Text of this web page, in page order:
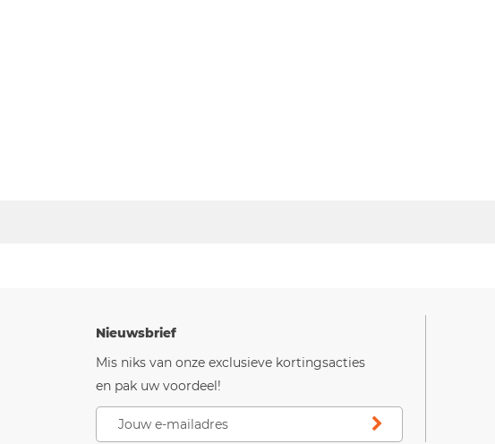
Nieuwsbrief
Mis niks van onze exclusieve kortingsacties
en pak uw voordeel!